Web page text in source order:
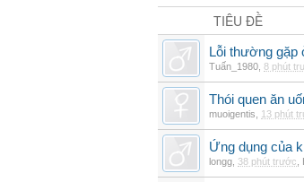
TIÊU ĐỀ
Lỗi thường gặp
Tuấn_1980 8 phút
Thói quen ăn
muoigentis 13 phút
Ứng dụng của
longg 38 phút trước